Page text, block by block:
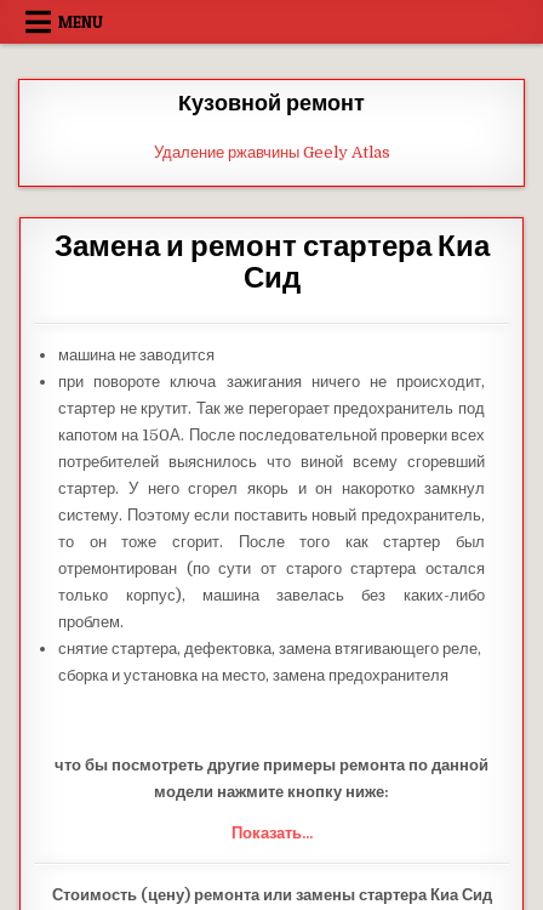
Skip
MENU
Кузовной ремонт
Удаление ржавчины Geely Atlas
Замена и ремонт стартера Киа
Сид
машина не заводится
при повороте ключа зажигания ничего не происходит,
стартер не крутит. Так же перегорает предохранитель под
капотом на 150А. После последовательной проверки всех
потребителей выяснилось что виной всему сгоревший
стартер. У него сгорел якорь и он накоротко замкнул
систему. Поэтому если поставить новый предохранитель,
то он тоже сгорит. После того как стартер был
отремонтирован (по сути от старого стартера остался
только корпус), машина завелась без каких-либо
проблем.
снятие стартера, дефектовка, замена втягивающего реле,
сборка и установка на место, замена предохранителя
что бы посмотреть другие примеры ремонта по данной
модели нажмите кнопку ниже:
Показать...
Стоимость (цену) ремонта или замены стартера Киа Сид